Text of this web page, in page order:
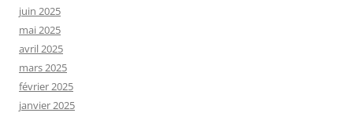
juin 2025
mai 2025
avril 2025
mars 2025
février 2025
janvier 2025